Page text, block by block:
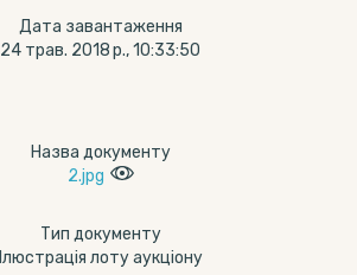
Дата завантаження
24 трав. 2018 р., 10:33:50
Назва документу
2.jpg
Тип документу
Ілюстрація лоту аукціону